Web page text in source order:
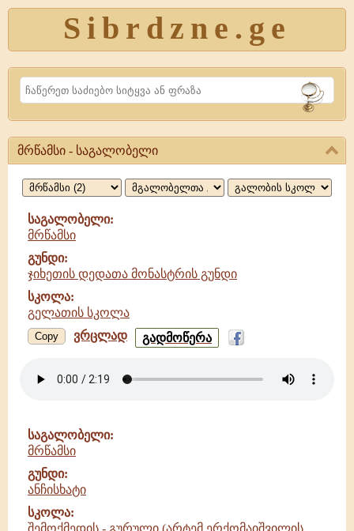
Sibrdzne.ge
Search
მრწამსი,
საგალობელი
მრწამსი - საგალობელი
საგალობელი:
მრწამსი
გუნდი:
ჯიხეთის დედათა მონასტრის გუნდი
სკოლა:
გელათის სკოლა
Copy ვრცლად მრწამსი
დედათა
გადმოწერა
საგალობელი:
მრწამსი
გუნდი:
ანჩისხატი
სკოლა:
შემოქმედის - გურული (არტემ ერქომაიშვილის